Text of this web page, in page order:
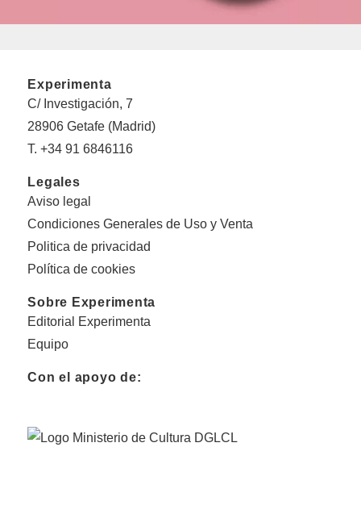
Experimenta
C/ Investigación, 7
28906 Getafe (Madrid)
T. +34 91 6846116
Legales
Aviso legal
Condiciones Generales de Uso y Venta
Politica de privacidad
Política de cookies
Sobre Experimenta
Editorial Experimenta
Equipo
Con el apoyo de: